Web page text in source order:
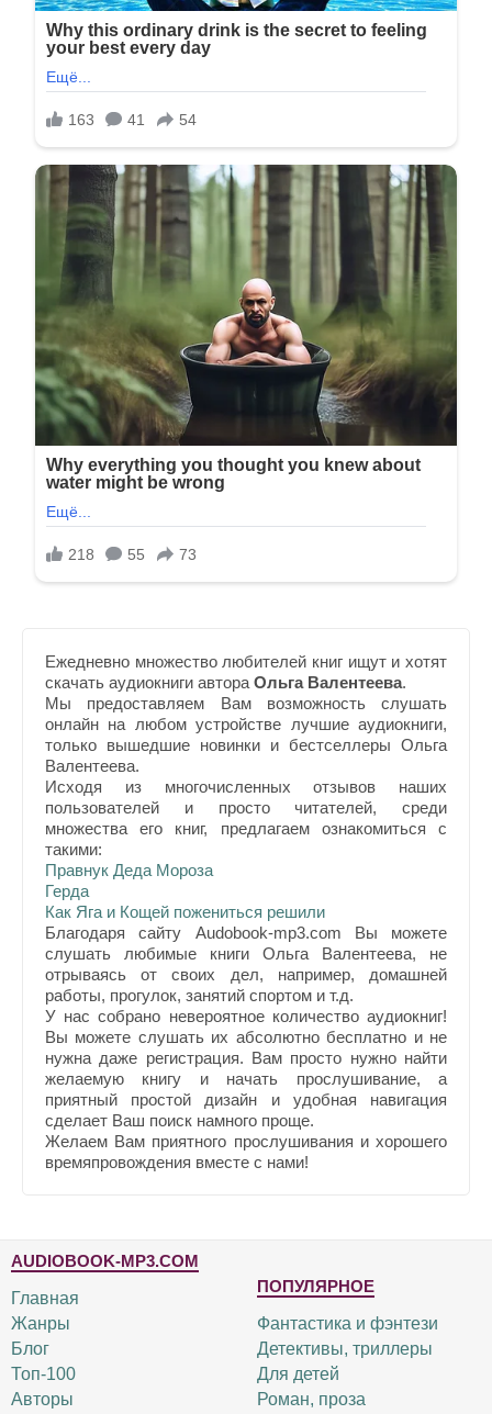
Ежедневно множество любителей книг ищут и хотят
скачать аудиокниги автора Ольга Валентеева.
Мы предоставляем Вам возможность слушать
онлайн на любом устройстве лучшие аудиокниги,
только вышедшие новинки и бестселлеры Ольга
Валентеева.
Исходя из многочисленных отзывов наших
пользователей и просто читателей, среди
множества его книг, предлагаем ознакомиться с
такими:
Правнук Деда Мороза
Герда
Как Яга и Кощей пожениться решили
Благодаря сайту Audobook-mp3.com Вы можете
слушать любимые книги Ольга Валентеева, не
отрываясь от своих дел, например, домашней
работы, прогулок, занятий спортом и т.д.
У нас собрано невероятное количество аудиокниг!
Вы можете слушать их абсолютно бесплатно и не
нужна даже регистрация. Вам просто нужно найти
желаемую книгу и начать прослушивание, а
приятный простой дизайн и удобная навигация
сделает Ваш поиск намного проще.
Желаем Вам приятного прослушивания и хорошего
времяпровождения вместе с нами!
AUDIOBOOK-MP3.COM
Главная
Жанры
Блог
Топ-100
Авторы
ПОПУЛЯРНОЕ
Фантастика и фэнтези
Детективы, триллеры
Для детей
Роман, проза